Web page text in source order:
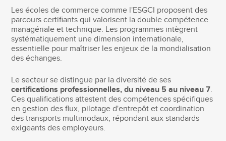
Les écoles de commerce comme l'ESGCI proposent des
parcours certifiants qui valorisent la double compétence
managériale et technique. Les programmes intègrent
systématiquement une dimension internationale,
essentielle pour maîtriser les enjeux de la mondialisation
des échanges.
Le secteur se distingue par la diversité de ses
certifications professionnelles, du niveau 5 au niveau 7.
Ces qualifications attestent des compétences spécifiques
en gestion des flux, pilotage d'entrepôt et coordination
des transports multimodaux, répondant aux standards
exigeants des employeurs.